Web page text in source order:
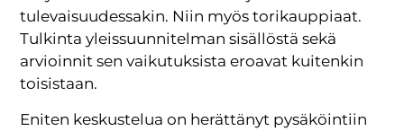
tulevaisuudessakin. Niin myös torikauppiaat.
Tulkinta yleissuunnitelman sisällöstä sekä
arvioinnit sen vaikutuksista eroavat kuitenkin
toisistaan.
Eniten keskustelua on herättänyt pysäköintiin